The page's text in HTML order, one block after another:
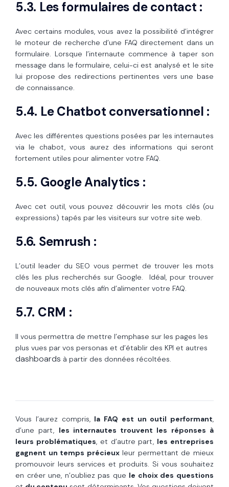
5.3. Les formulaires de contact :
Avec certains modules, vous avez la possibilité d’intégrer
le moteur de recherche d’une FAQ directement dans un
formulaire. Lorsque l’internaute commence à taper son
message dans le formulaire, celui-ci est analysé et le site
lui propose des redirections pertinentes vers une base
de connaissance.
5.4. Le Chatbot conversationnel :
Avec les différentes questions posées par les internautes
via le chabot, vous aurez des informations qui seront
fortement utiles pour alimenter votre FAQ.
5.5. Google Analytics :
Avec cet outil, vous pouvez découvrir les mots clés (ou
expressions) tapés par les visiteurs sur votre site web.
5.6. Semrush :
L’outil leader du SEO vous permet de trouver les mots
clés les plus recherchés sur Google. Idéal, pour trouver
de nouveaux mots clés afin d’alimenter votre FAQ.
5.7. CRM :
Il vous permettra de mettre l’emphase sur les pages les
plus vues par vos personas et d’établir des KPI et autres
dashboards à partir des données récoltées.
Vous l’aurez compris, la FAQ est un outil performant,
d’une part, les internautes trouvent les réponses à
leurs problématiques, et d’autre part, les entreprises
gagnent un temps précieuxleur permettant de mieux
promouvoir leurs services et produits. Si vous souhaitez
en créer une, n’oubliez pas que le choix des questions